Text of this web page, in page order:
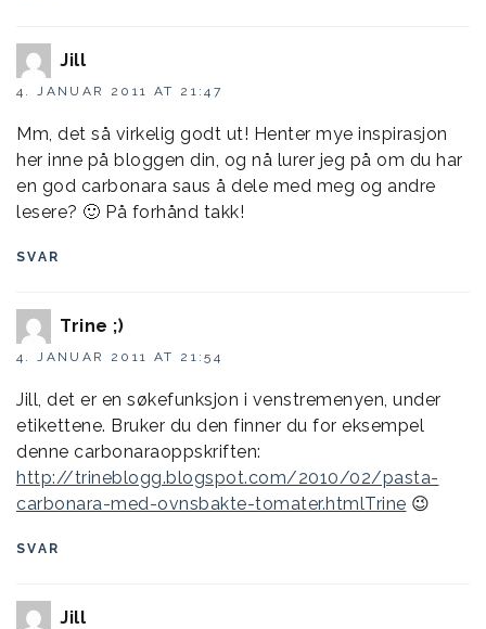
Jill
4. JANUAR 2011 AT 21:47
Mm, det så virkelig godt ut! Henter mye inspirasjon
her inne på bloggen din, og nå lurer jeg på om du har
en god carbonara saus å dele med meg og andre
lesere? 🙂 På forhånd takk!
SVAR
Trine ;)
4. JANUAR 2011 AT 21:54
Jill, det er en søkefunksjon i venstremenyen, under
etikettene. Bruker du den finner du for eksempel
denne carbonaraoppskriften:
http://trineblogg.blogspot.com/2010/02/pasta-
carbonara-med-ovnsbakte-tomater.htmlTrine 😉
SVAR
Jill